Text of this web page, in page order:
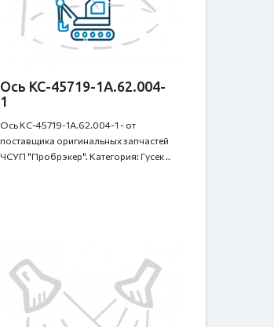
Ось КС-45719-1А.62.004-
1
Ось КС-45719-1А.62.004-1 - от
поставщика оригинальных запчастей
ЧСУП "Пробрэкер". Категория: Гусек ..